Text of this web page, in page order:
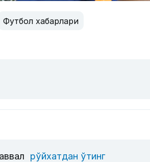
Футбол хабарлари
рўйхатдан ўтинг